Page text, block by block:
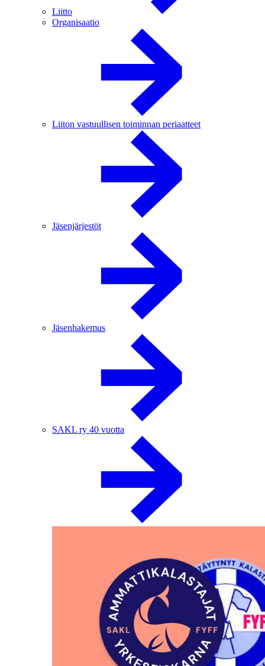
Liitto
Organisaatio
Liiton vastuullisen toiminnan periaatteet
Jäsenjärjestöt
Jäsenhakemus
SAKL ry 40 vuotta